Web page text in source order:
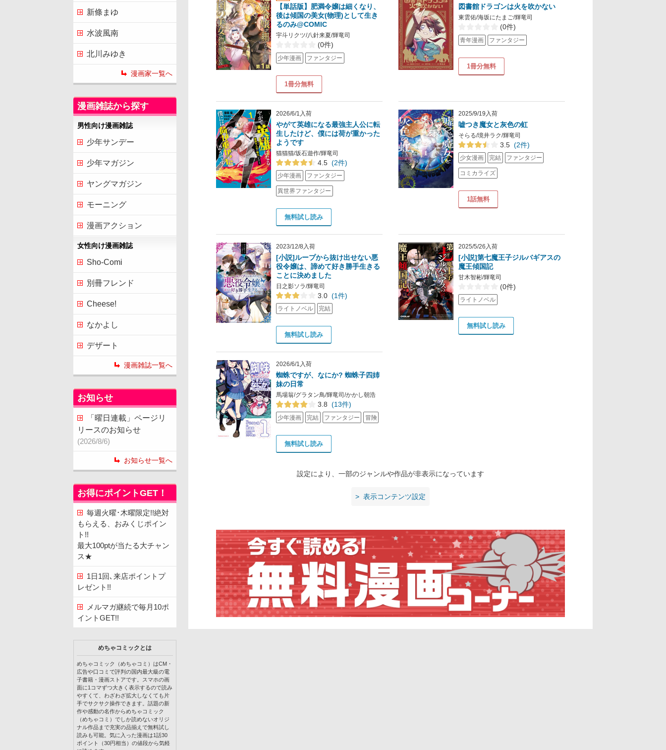
【単話版】肥満令嬢は細くなり、
後は傾国の美女(物理)として生き
るのみ@COMIC
宇斗リクツ/八針来夏/輝竜司
(0件)
少年漫画 ファンタジー
1冊分無料
図書館ドラゴンは火を吹かない
東雲佑/海坂にたまご/輝竜司
(0件)
青年漫画 ファンタジー
1冊分無料
2026/6/1入荷
やがて英雄になる最強主人公に転
生したけど、僕には荷が重かった
ようです
猫猫猫/坂石遊作/輝竜司
4.5 (2件)
少年漫画 ファンタジー
異世界ファンタジー
無料試し読み
2025/9/19入荷
嘘つき魔女と灰色の虹
そらる/境井ラク/輝竜司
3.5 (2件)
少女漫画 完結 ファンタジー
コミカライズ
1話無料
2023/12/8入荷
[小説]ループから抜け出せない悪
役令嬢は、諦めて好き勝手生きる
ことに決めました
日之影ソラ/輝竜司
3.0 (1件)
ライトノベル 完結
無料試し読み
2025/5/26入荷
[小説]第七魔王子ジルバギアスの
魔王傾国記
甘木智彬/輝竜司
(0件)
ライトノベル
無料試し読み
2026/6/1入荷
蜘蛛ですが、なにか? 蜘蛛子四姉
妹の日常
馬場翁/グラタン鳥/輝竜司/かかし朝浩
3.8 (13件)
少年漫画 完結 ファンタジー 冒険
無料試し読み
設定により、一部のジャンルや作品が非表示になっています
表示コンテンツ設定
新條まゆ
水波風南
北川みゆき
漫画家一覧へ
漫画雑誌から探す
男性向け漫画雑誌
少年サンデー
少年マガジン
ヤングマガジン
モーニング
漫画アクション
女性向け漫画雑誌
Sho-Comi
別冊フレンド
Cheese!
なかよし
デザート
漫画雑誌一覧へ
お知らせ
「曜日連載」ページリ
リースのお知らせ
(2026/8/6)
お知らせ一覧へ
お得にポイントGET！
毎週火曜･木曜限定!!絶対
もらえる、おみくじポイン
ト!!
最大100ptが当たる大チャン
ス★
1日1回､来店ポイントプ
レゼント!!
メルマガ継続で毎月10ポ
イントGET!!
めちゃコミックとは
めちゃコミック（めちゃコミ）はCM・
広告や口コミで評判の国内最大級の電
子書籍・漫画ストアです。スマホの画
面に1コマずつ大きく表示するので読み
やすくて、わざわざ拡大しなくても片
手でサクサク操作できます。話題の新
作や感動の名作からめちゃコミック
（めちゃコミ）でしか読めないオリジ
ナル作品まで充実の品揃えで無料試し
読みも可能。気に入った漫画は1話30
ポイント（30円相当）の値段から気軽